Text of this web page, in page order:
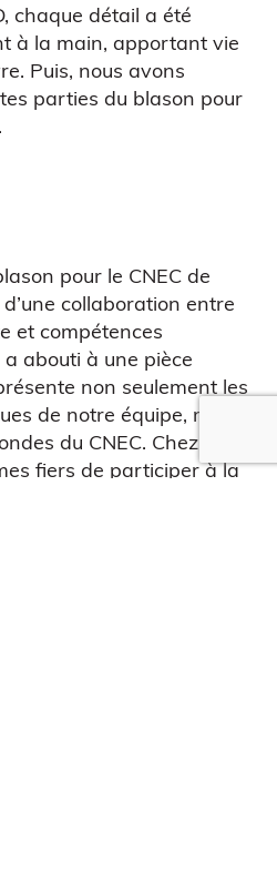
chaque détail a été
à la main, apportant vie
Puis, nous avons
parties du blason pour
pour le CNEC de
collaboration entre
et compétences
abouti à une pièce
non seulement les
de notre équipe, mais
du CNEC. Chez
fiers de participer à la